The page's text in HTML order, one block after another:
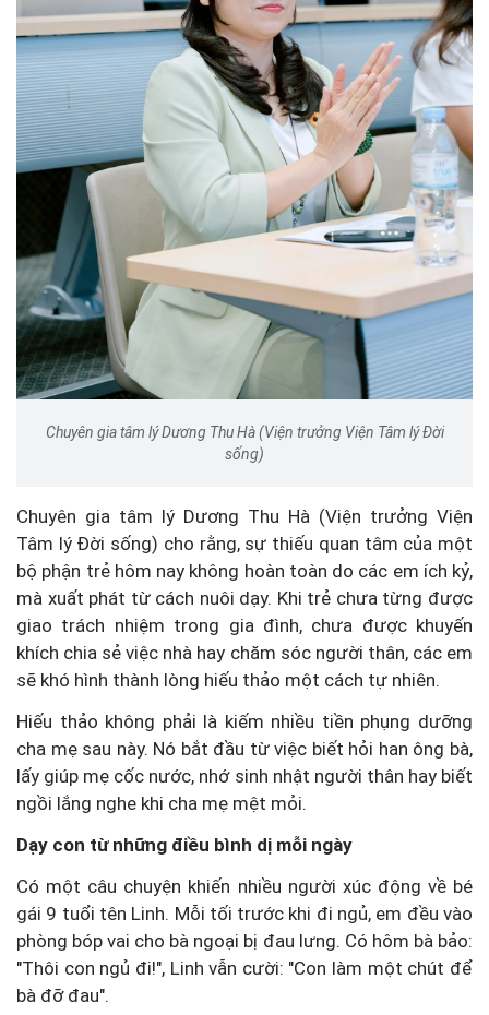
Chuyên gia tâm lý Dương Thu Hà (Viện trưởng Viện Tâm lý Đời
sống)
Chuyên gia tâm lý Dương Thu Hà (Viện trưởng Viện
Tâm lý Đời sống) cho rằng, sự thiếu quan tâm của một
bộ phận trẻ hôm nay không hoàn toàn do các em ích kỷ,
mà xuất phát từ cách nuôi dạy. Khi trẻ chưa từng được
giao trách nhiệm trong gia đình, chưa được khuyến
khích chia sẻ việc nhà hay chăm sóc người thân, các em
sẽ khó hình thành lòng hiếu thảo một cách tự nhiên.
Hiếu thảo không phải là kiếm nhiều tiền phụng dưỡng
cha mẹ sau này. Nó bắt đầu từ việc biết hỏi han ông bà,
lấy giúp mẹ cốc nước, nhớ sinh nhật người thân hay biết
ngồi lắng nghe khi cha mẹ mệt mỏi.
Dạy con từ những điều bình dị mỗi ngày
Có một câu chuyện khiến nhiều người xúc động về bé
gái 9 tuổi tên Linh. Mỗi tối trước khi đi ngủ, em đều vào
phòng bóp vai cho bà ngoại bị đau lưng. Có hôm bà bảo:
"Thôi con ngủ đi!", Linh vẫn cười: "Con làm một chút để
bà đỡ đau".